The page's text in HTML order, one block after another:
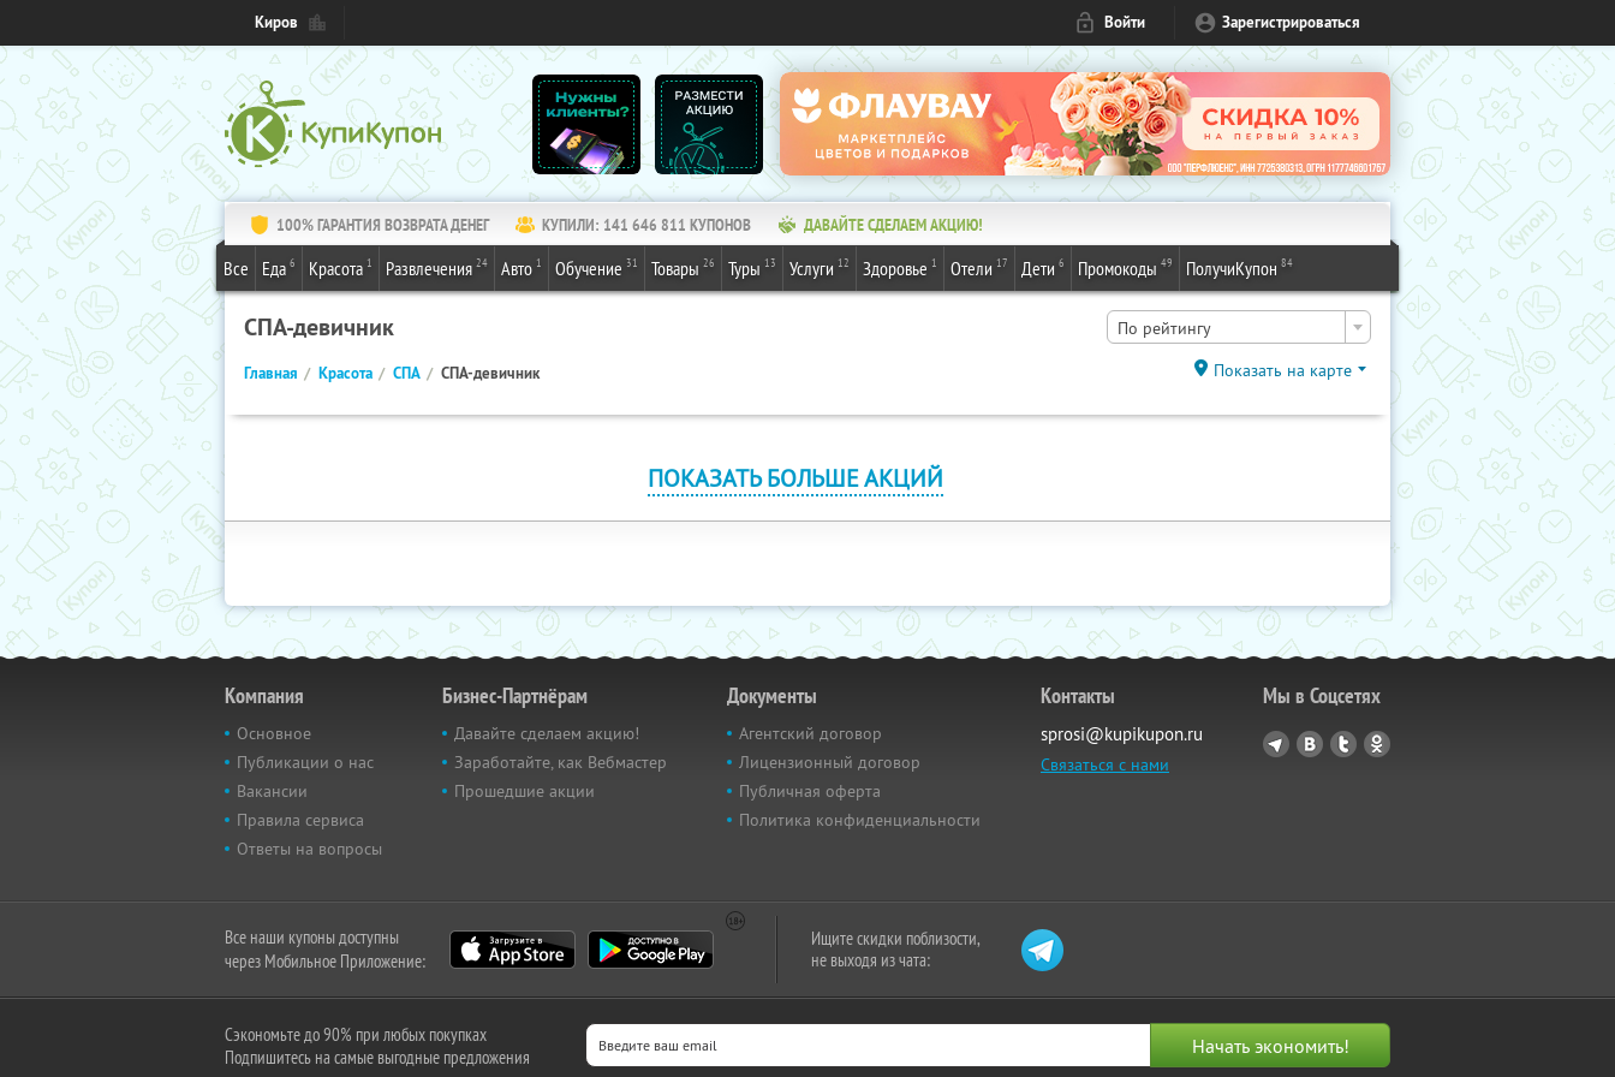
Киров Войти Зарегистрироваться
100% ГАРАНТИЯ ВОЗВРАТА ДЕНЕГ КУПИЛИ: 141 646 811 КУПОНОВ ДАВАЙТЕ СДЕЛАЕМ АКЦИЮ!
Все Еда 6 Красота 1 Развлечения 24 Авто 1 Обучение 31 Товары 26 Туры 13 Услуги 12 Здоровье 1 Отели 17 Дети 6 Промокоды 49 ПолучиКупон 84
СПА-девичник По рейтингу
Главная Красота СПА СПА-девичник Показать на карте
ПОКАЗАТЬ БОЛЬШЕ АКЦИЙ
Компания
Основное
Публикации о нас
Вакансии
Правила сервиса
Ответы на вопросы
Бизнес-Партнёрам
Давайте сделаем акцию!
Заработайте, как Вебмастер
Прошедшие акции
Документы
Агентский договор
Лицензионный договор
Публичная оферта
Политика конфиденциальности
Контакты
sprosi@kupikupon.ru
Связаться с нами
Мы в Соцсетях
Все наши купоны доступны
через Мобильное Приложение:
Ищите скидки поблизости,
не выходя из чата:
Сэкономьте до 90% при любых покупках
Подпишитесь на самые выгодные предложения